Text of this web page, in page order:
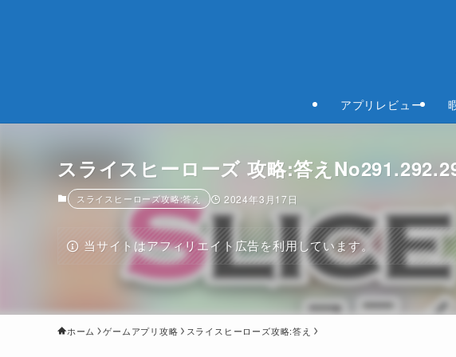
アプリレビュー
スライスヒーローズ 攻略:答え
スライスヒーローズ攻略:答え 2024年3月17日
当サイトはアフィリエイト広告を利用しています。
ホーム ゲームアプリ攻略 スライスヒーローズ攻略:答え